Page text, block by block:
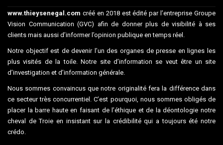
www.thieysenegal.com créé en 2018 est édité par l’entreprise Groupe
Vision Communication (GVC) afin de donner plus de visibilité à ses
clients mais aussi d’informer l’opinion publique en temps réel.
Notre objectif est de devenir l’un des organes de presse en lignes les
plus visités de la toile. Notre site d’information se veut être un site
d’investigation et d’information générale.
Nous sommes convaincus que notre originalité fera la différence dans
ce secteur très concurrentiel. C’est pourquoi, nous sommes obligés de
placer la barre haute en faisant de l’éthique et de la déontologie notre
cheval de Troie en insistant sur la crédibilité qui a toujours été notre
crédo.